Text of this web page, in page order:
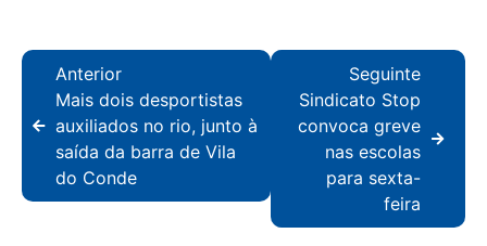
Anterior
Mais dois desportistas
auxiliados no rio, junto à
saída da barra de Vila
do Conde
Seguinte
Sindicato Stop
convoca greve
nas escolas
para sexta-
feira